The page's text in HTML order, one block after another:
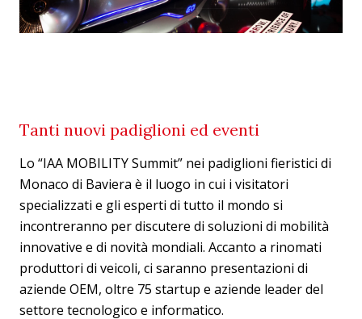
Tanti nuovi padiglioni ed eventi
Lo “IAA MOBILITY Summit” nei padiglioni fieristici di
Monaco di Baviera è il luogo in cui i visitatori
specializzati e gli esperti di tutto il mondo si
incontreranno per discutere di soluzioni di mobilità
innovative e di novità mondiali. Accanto a rinomati
produttori di veicoli, ci saranno presentazioni di
aziende OEM, oltre 75 startup e aziende leader del
settore tecnologico e informatico.